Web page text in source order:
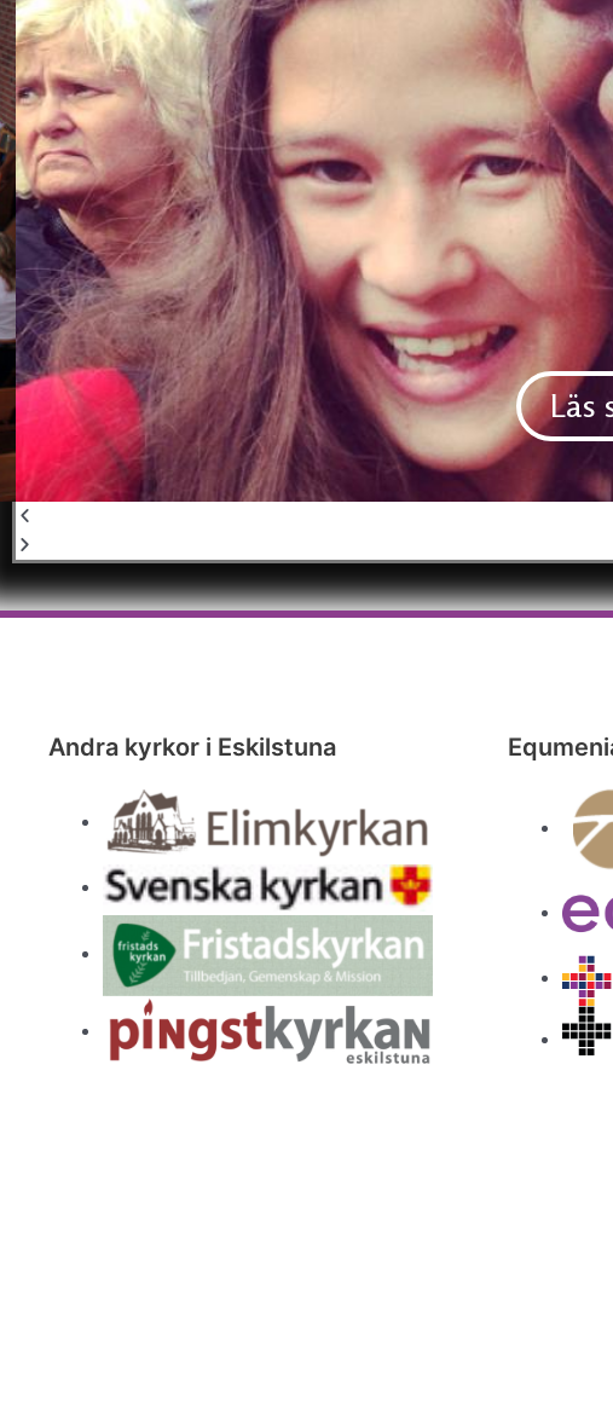
Läs
r
e
g
å
e
n
d
e
s
t
a
Andra kyrkor i Eskilstuna